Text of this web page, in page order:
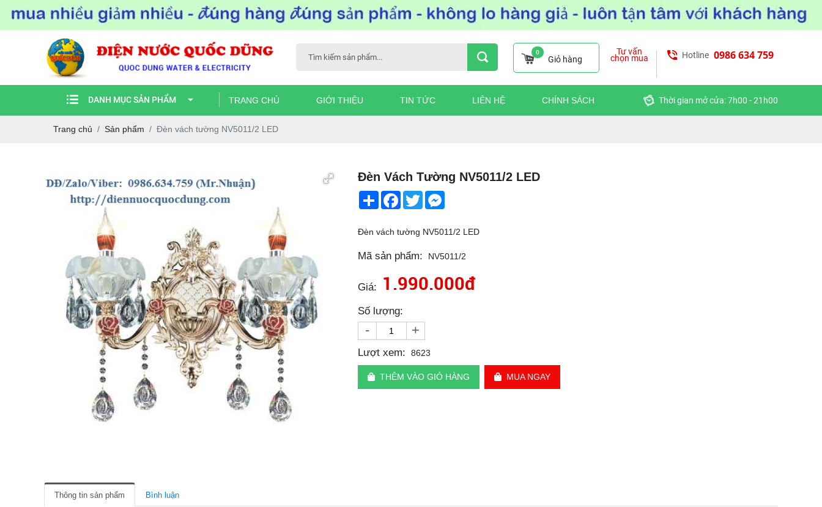
0
Giỏ hàng
Tư vấn
chọn mua Hotline 0986 634 759
DANH MỤC SẢN PHẨM TRANG CHỦ GIỚI THIỆU TIN TỨC LIÊN HỆ CHÍNH SÁCH Thời gian mở cửa: 7h00 - 21h00
Trang chủ Sản phẩm Đèn vách tường NV5011/2 LED
Đèn Vách Tường NV5011/2 LED
ShareFacebook
TwitterMessenger
Đèn vách tường NV5011/2 LED
Mã sản phẩm: NV5011/2
Giá: 1.990.000đ
Số lượng:
- +
Lượt xem: 8623
THÊM VÀO GIỎ HÀNG MUA NGAY
Thông tin sản phẩm Bình luận